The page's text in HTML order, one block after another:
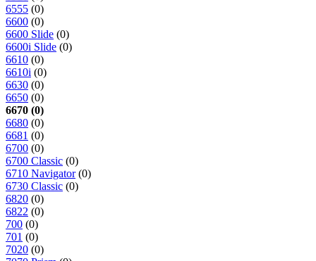
6555 (0)
6600 (0)
6600 Slide (0)
6600i Slide (0)
6610 (0)
6610i (0)
6630 (0)
6650 (0)
6670 (0)
6680 (0)
6681 (0)
6700 (0)
6700 Classic (0)
6710 Navigator(0)
6730 Classic (0)
6820 (0)
6822 (0)
700 (0)
701 (0)
7020 (0)